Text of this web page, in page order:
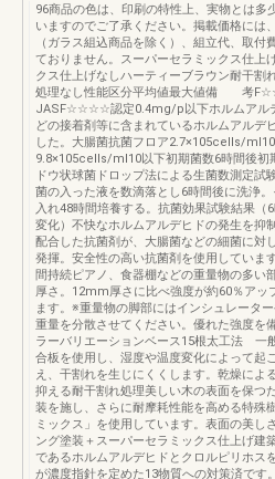
96商品の色は、印刷の特性上、実物とは多
いますのでご了承ください。掲載価格には
（ガラス組込商品を除く）、組立代、取付
ておりません。スーパーセラミックス仕上
クス仕上げなしハーティーブラウン耐干割
処理なし性能区分平均値最大値備 考
JASF☆☆☆☆認定0.4mg/p以下ホルムアル
どの接着剤等に含まれているホルムアルデ
した。大腸菌抗菌フロア2.7×105cells/
9.8×105cells/ml10以下初期菌数6時間後初
ドウ状球菌ドロップ法による生菌数測定試
菌の入った液を数滴落とし6時間後に洗浄
入れ48時間培養する。抗菌効果試験結果（
変化）不快なホルムアルデヒドの発生を抑
配合した抗菌剤が、大腸菌などの細菌に対
発揮。安全性の高い抗菌剤を使用していま
間持続ピアノ、食器棚などの重量物の多い
厚さ。12mm厚さに比べ強度が約60％アッ
ます。※重量物の脚部にはインシュレータ
重量を分散させてください。優れた強度を
ラーバリエーションベース15根太工法 一
合板を使用し、湿度や温度変化によって起
え、干割れを生じにくくします。乾燥によ
抑える耐干割れ処理美しい木の表面を保つ
装を施し、さらに耐摩耗性能を高める特殊
ミックス」を使用しています。表面の美し
ング塗装＋スーパーセラミックス仕上げ建
であるホルムアルデヒドとクロルピリホス
が濃度指針を定めた13物質への対策済です